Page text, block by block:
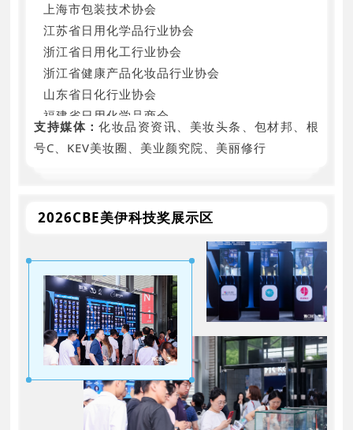
上海市包装技术协会
江苏省日用化学品行业协会
浙江省日用化工行业协会
浙江省健康产品化妆品行业协会
山东省日化行业协会
福建省日用化学品商会
山东省化妆品行业协会
福建省特殊食品与化妆品协会
中国抗衰老促进会化妆品产业分会
世界中医药学会联合会中药养颜产业分会
汕头市化妆品行业协会
杭州市化妆品行业协会
苏州市日用化学品行业协会
义乌市化妆品行业协会
扬州市化妆品协会
美妆联合发展联盟
广州市白云化妆品产业促进会
支持媒体：化妆品资资讯、美妆头条、包材邦、根
号C、KEV美妆圈、美业颜究院、美丽修行
2026CBE美伊科技奖展示区